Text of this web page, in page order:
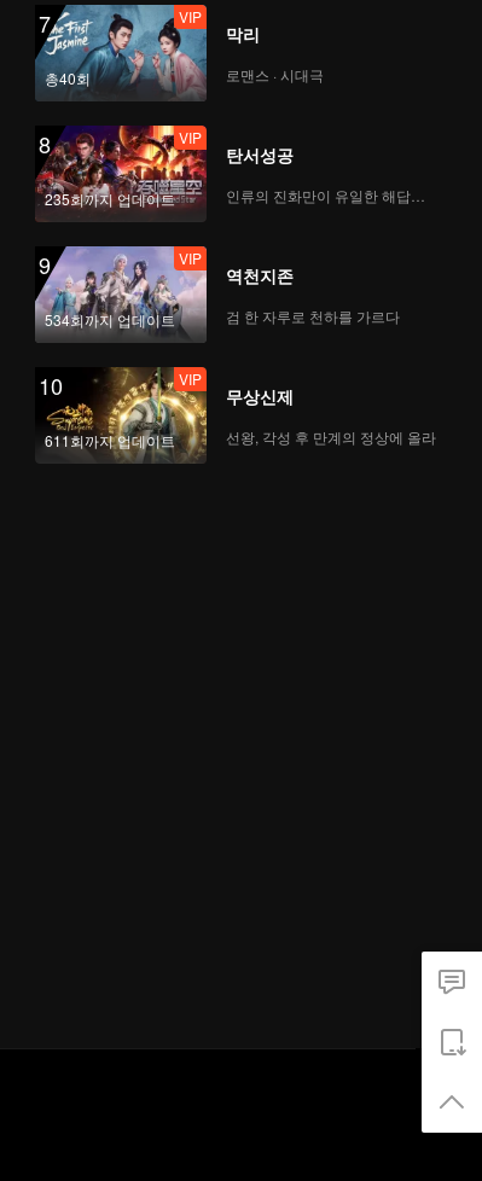
7
총40회
VIP
막리
로맨스 · 시대극
8
235회까지 업데이트
VIP
탄서성공
인류의 진화만이 유일한 해답이다
9
534회까지 업데이트
VIP
역천지존
검 한 자루로 천하를 가르다
10
611회까지 업데이트
VIP
무상신제
선왕, 각성 후 만계의 정상에 올라